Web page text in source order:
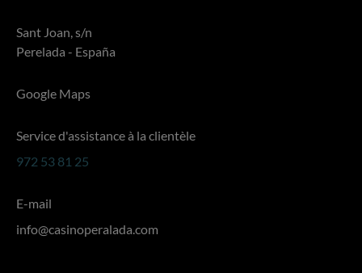
Sant Joan, s/n
Perelada - España
Google Maps
Service d'assistance à la clientèle
972 53 81 25
E-mail
info@casinoperalada.com